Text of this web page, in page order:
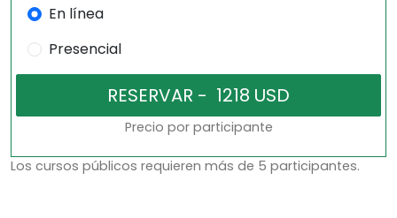
En línea
Presencial
Precio por participante
Los cursos públicos requieren más de 5 participantes.